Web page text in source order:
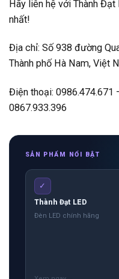
Hãy liên hệ với Thành
nhất!
Địa chỉ: Số 938 đường
Thành phố Hà Nam, Việt
Điện thoại: 0986.474.671
0867.933.396
SẢN PHẨM NỔI BẬT
✓
Thành Đạt LED
Đèn LED chính hãng